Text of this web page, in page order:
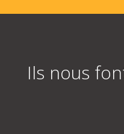
Ils nous